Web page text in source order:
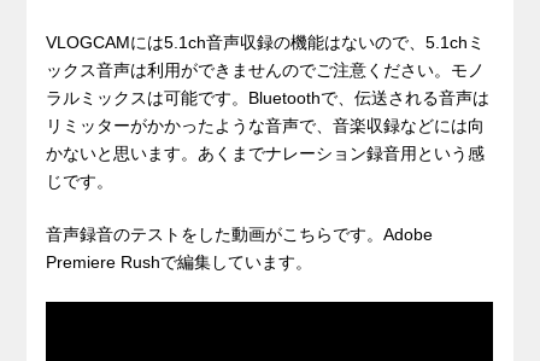
VLOGCAMには5.1ch音声収録の機能はないので、5.1chミ
ックス音声は利用ができませんのでご注意ください。モノ
ラルミックスは可能です。Bluetoothで、伝送される音声は
リミッターがかかったような音声で、音楽収録などには向
かないと思います。あくまでナレーション録音用という感
じです。
音声録音のテストをした動画がこちらです。Adobe
Premiere Rushで編集しています。